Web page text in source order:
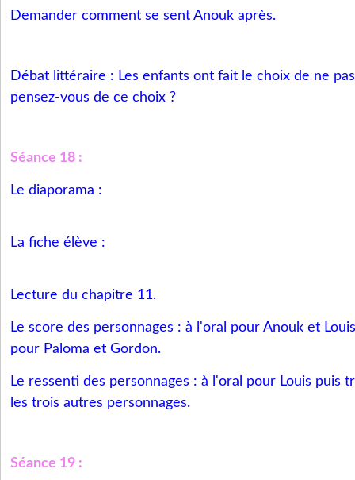
Demander comment se sent Anouk après.
Débat littéraire : Les enfants ont fait le choix de ne
pensez-vous de ce choix ?
Séance 18 :
Le diaporama :
La fiche élève :
Lecture du chapitre 11.
Le score des personnages : à l'oral pour Anouk et
pour Paloma et Gordon.
Le ressenti des personnages : à l'oral pour Louis puis
les trois autres personnages.
Séance 19 :